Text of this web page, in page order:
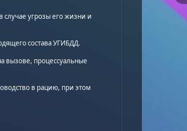
угрозы его жизни и
состава УГИБДД.
вызове, процессуальные
в рацию, при этом